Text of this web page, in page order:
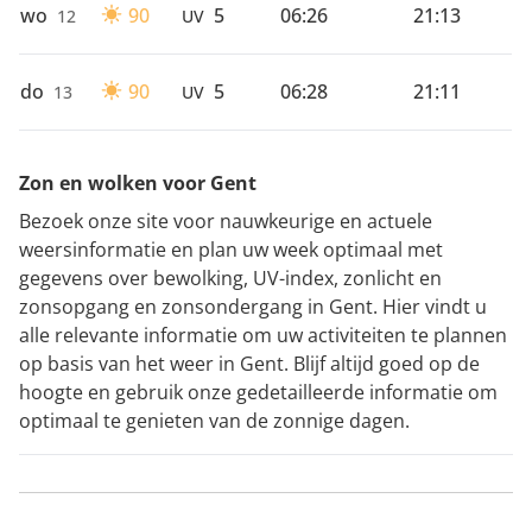
wo 12 90 UV 5 06:26 21:13
do 13 90 UV 5 06:28 21:11
Zon en wolken voor Gent
Bezoek onze site voor nauwkeurige en actuele
weersinformatie en plan uw week optimaal met
gegevens over bewolking, UV-index, zonlicht en
zonsopgang en zonsondergang in Gent. Hier vindt u
alle relevante informatie om uw activiteiten te plannen
op basis van het weer in Gent. Blijf altijd goed op de
hoogte en gebruik onze gedetailleerde informatie om
optimaal te genieten van de zonnige dagen.